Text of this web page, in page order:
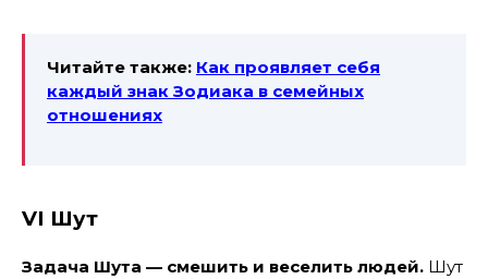
Читайте также: Как проявляет себя
каждый знак Зодиака в семейных
отношениях
VI Шут
Задача Шута — смешить и веселить людей. Шут